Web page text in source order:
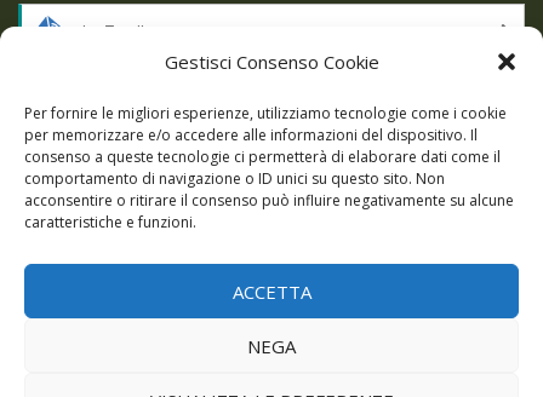
Gestisci Consenso Cookie
Per fornire le migliori esperienze, utilizziamo tecnologie come i cookie
per memorizzare e/o accedere alle informazioni del dispositivo. Il
consenso a queste tecnologie ci permetterà di elaborare dati come il
comportamento di navigazione o ID unici su questo sito. Non
acconsentire o ritirare il consenso può influire negativamente su alcune
caratteristiche e funzioni.
ACCETTA
NEGA
by Email
RSS
SSL SECURE
|Theme: